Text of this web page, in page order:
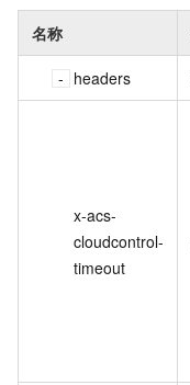
名称
headers
x-acs-
cloudcontrol-
timeout